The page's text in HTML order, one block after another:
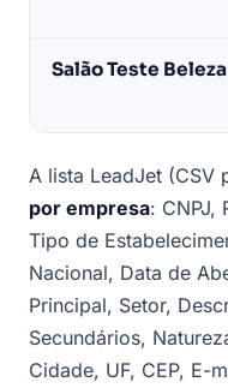
Salão Teste
A lista LeadJet (CSV
por empresa: CNPJ,
Tipo de
Nacional, Data de
Principal, Setor,
Secundários,
Cidade, UF, CEP, E-